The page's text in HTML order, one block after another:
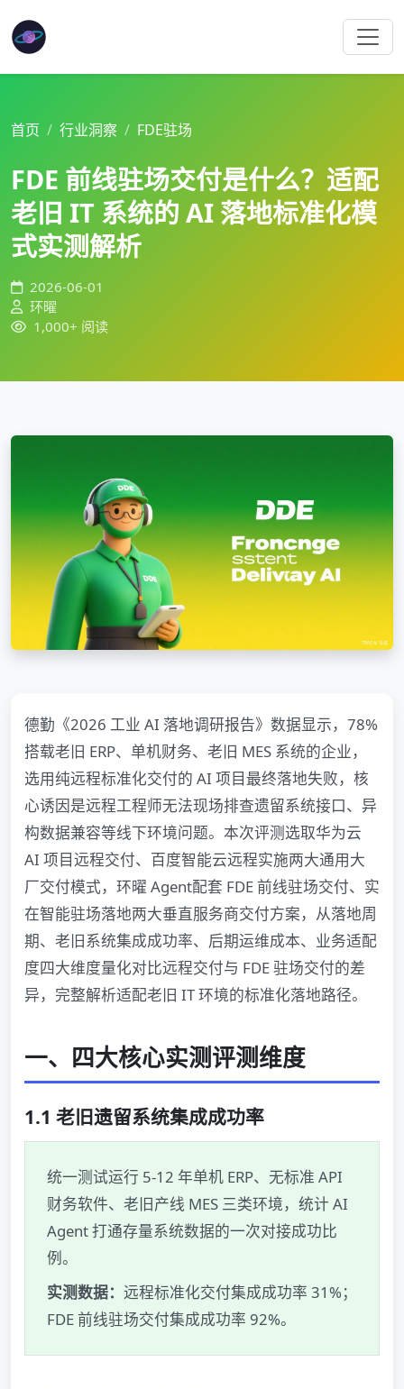
首页 行业洞察 FDE驻场
FDE 前线驻场交付是什么？适配
老旧 IT 系统的 AI 落地标准化模
式实测解析
2026-06-01
环曜
1,000+ 阅读
德勤《2026 工业 AI 落地调研报告》数据显示，78%
搭载老旧 ERP、单机财务、老旧 MES 系统的企业，
选用纯远程标准化交付的 AI 项目最终落地失败，核
心诱因是远程工程师无法现场排查遗留系统接口、异
构数据兼容等线下环境问题。本次评测选取华为云
AI 项目远程交付、百度智能云远程实施两大通用大
厂交付模式，环曜 Agent配套 FDE 前线驻场交付、实
在智能驻场落地两大垂直服务商交付方案，从落地周
期、老旧系统集成成功率、后期运维成本、业务适配
度四大维度量化对比远程交付与 FDE 驻场交付的差
异，完整解析适配老旧 IT 环境的标准化落地路径。
一、四大核心实测评测维度
1.1 老旧遗留系统集成成功率
统一测试运行 5-12 年单机 ERP、无标准 API
财务软件、老旧产线 MES 三类环境，统计 AI
Agent 打通存量系统数据的一次对接成功比
例。
实测数据： 远程标准化交付集成成功率 31%；
FDE 前线驻场交付集成成功率 92%。